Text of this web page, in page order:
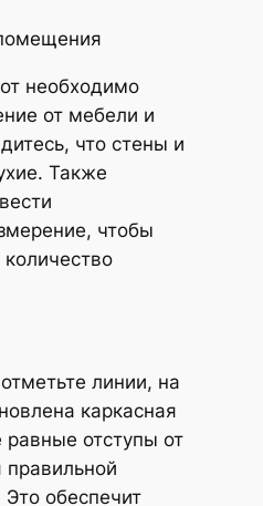
необходимо
от мебели и
что стены и
Также
чтобы
линии, на
каркасная
равные отступы от
правильной
обеспечит